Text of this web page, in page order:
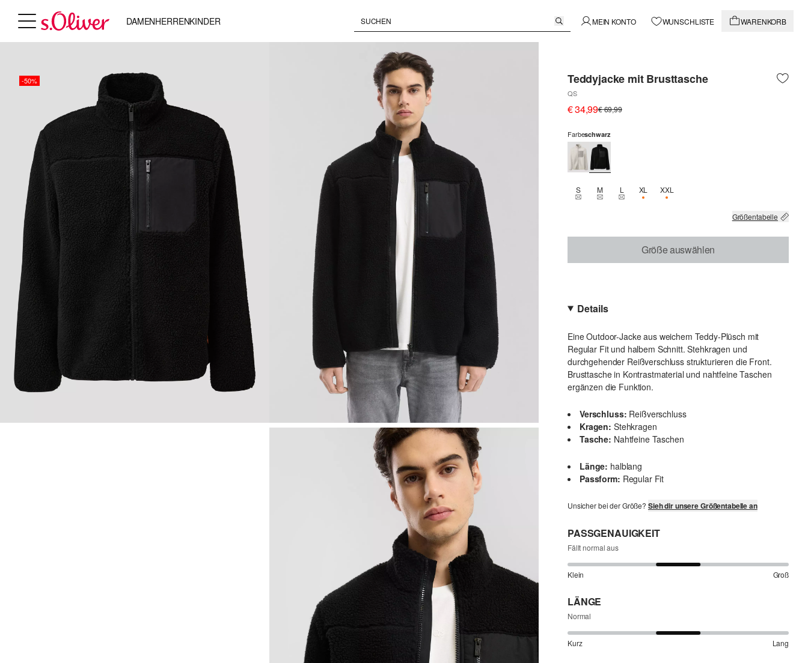
DAMENHERRENKINDER MEIN KONTO WUNSCHLISTE WARENKORB
-50% Teddyjacke mit Brusttasche
QS
€ 34,99€ 69,99
Farbeschwarz
STHIS SIZE IS CURRENTLY OUT OF STOCK
MTHIS SIZE IS CURRENTLY OUT OF STOCK
LTHIS SIZE IS CURRENTLY OUT OF STOCK
XLNUR 1 VERFÜGBAR
XXLNUR 3 VERFÜGBAR
Größentabelle
Größe auswählen
Details
Eine Outdoor-Jacke aus weichem Teddy-Plüsch mit
Regular Fit und halbem Schnitt. Stehkragen und
durchgehender Reißverschluss strukturieren die Front.
Brusttasche in Kontrastmaterial und nahtfeine Taschen
ergänzen die Funktion.
Verschluss: Reißverschluss
Kragen: Stehkragen
Tasche: Nahtfeine Taschen
Länge: halblang
Passform: Regular Fit
Unsicher bei der Größe? Sieh dir unsere Größentabelle an
PASSGENAUIGKEIT
Fällt normal aus
Klein Groß
LÄNGE
Normal
Kurz Lang